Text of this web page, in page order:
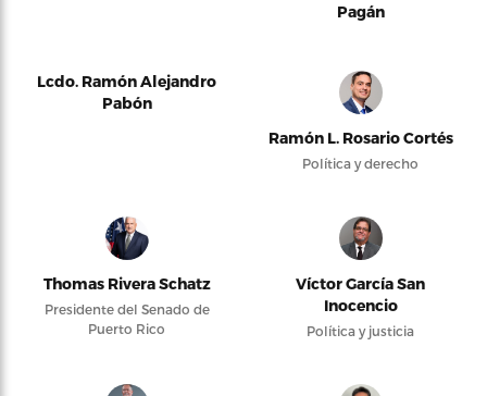
Pagán
Lcdo. Ramón Alejandro
Pabón
Ramón L. Rosario Cortés
Política y derecho
Thomas Rivera Schatz
Presidente del Senado de
Puerto Rico
Víctor García San
Inocencio
Política y justicia